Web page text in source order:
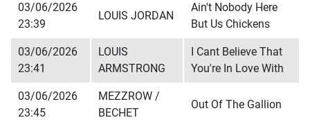
03/06/2026
23:39
LOUIS JORDAN
Ain't Nobody Here
But Us Chickens
03/06/2026
23:41
LOUIS
ARMSTRONG
I Cant Believe That
You're In Love With
03/06/2026
23:45
MEZZROW /
BECHET
Out Of The Gallion